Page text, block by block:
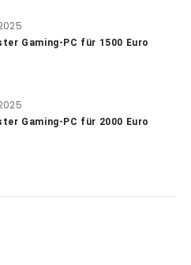
Gaming-PC für 1500 Euro
Gaming-PC für 2000 Euro